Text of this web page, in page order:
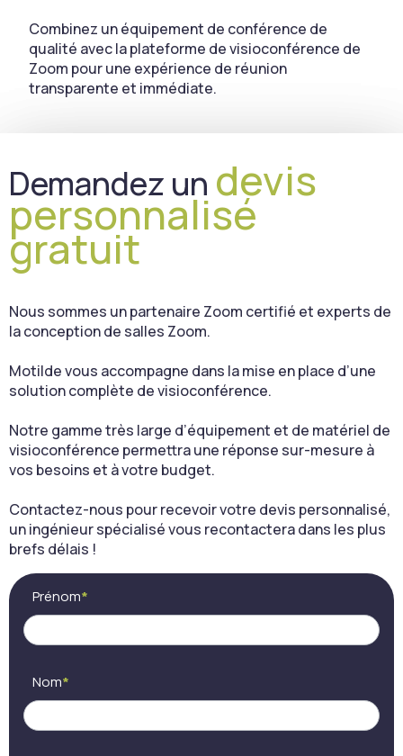
Combinez un équipement de conférence de
qualité avec la plateforme de visioconférence de
Zoom pour une expérience de réunion
transparente et immédiate.
Demandez un devis
personnalisé
gratuit
Nous sommes un partenaire Zoom certifié et experts de
la conception de salles Zoom.
Motilde vous accompagne dans la mise en place d’une
solution complète de visioconférence.
Notre gamme très large d’équipement et de matériel de
visioconférence permettra une réponse sur-mesure à
vos besoins et à votre budget.
Contactez-nous pour recevoir votre devis personnalisé,
un ingénieur spécialisé vous recontactera dans les plus
brefs délais !
(FR) -
Cocon
visio
Prénom*
Nom*
vous
êtes
un
remplissez
pas
ce